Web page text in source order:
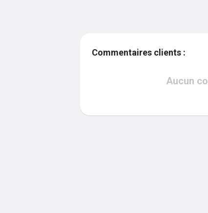
Commentaires clients :
Aucun